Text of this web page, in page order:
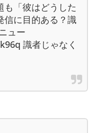
も「彼はどうした
に目的ある？識
ュー
識者じゃなく